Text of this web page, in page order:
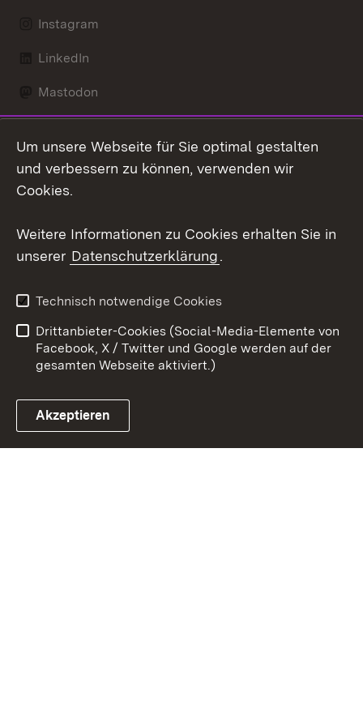
Instagram
LinkedIn
Mastodon
X / Twitter
Youtube
Link zum Landesportal
Kontakt
Datenschutz
Barrierefreiheit
Impressum Cookies
Um unsere Webseite für Sie optimal gestalten
und verbessern zu können, verwenden wir
Cookies.
Weitere Informationen zu Cookies erhalten Sie in
unserer Datenschutzerklärung.
Technisch notwendige Cookies
Drittanbieter-Cookies (Social-Media-Elemente von
Facebook, X / Twitter und Google werden auf der
gesamten Webseite aktiviert.)
Akzeptieren